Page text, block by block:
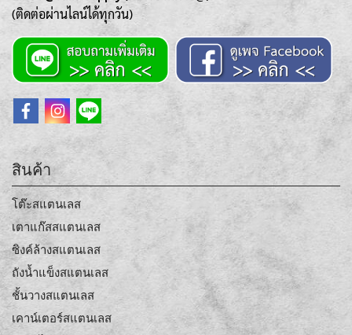
(ติดต่อผ่านไลน์ได้ทุกวัน)
สินค้า
โต๊ะสแตนเลส
เตาแก๊สสแตนเลส
ซิงค์ล้างสแตนเลส
ถังน้ำแข็งสแตนเลส
ชั้นวางสแตนเลส
เคาน์เตอร์สแตนเลส